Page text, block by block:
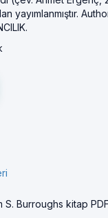
yayımlanmıştır.
S. Burroughs kitap